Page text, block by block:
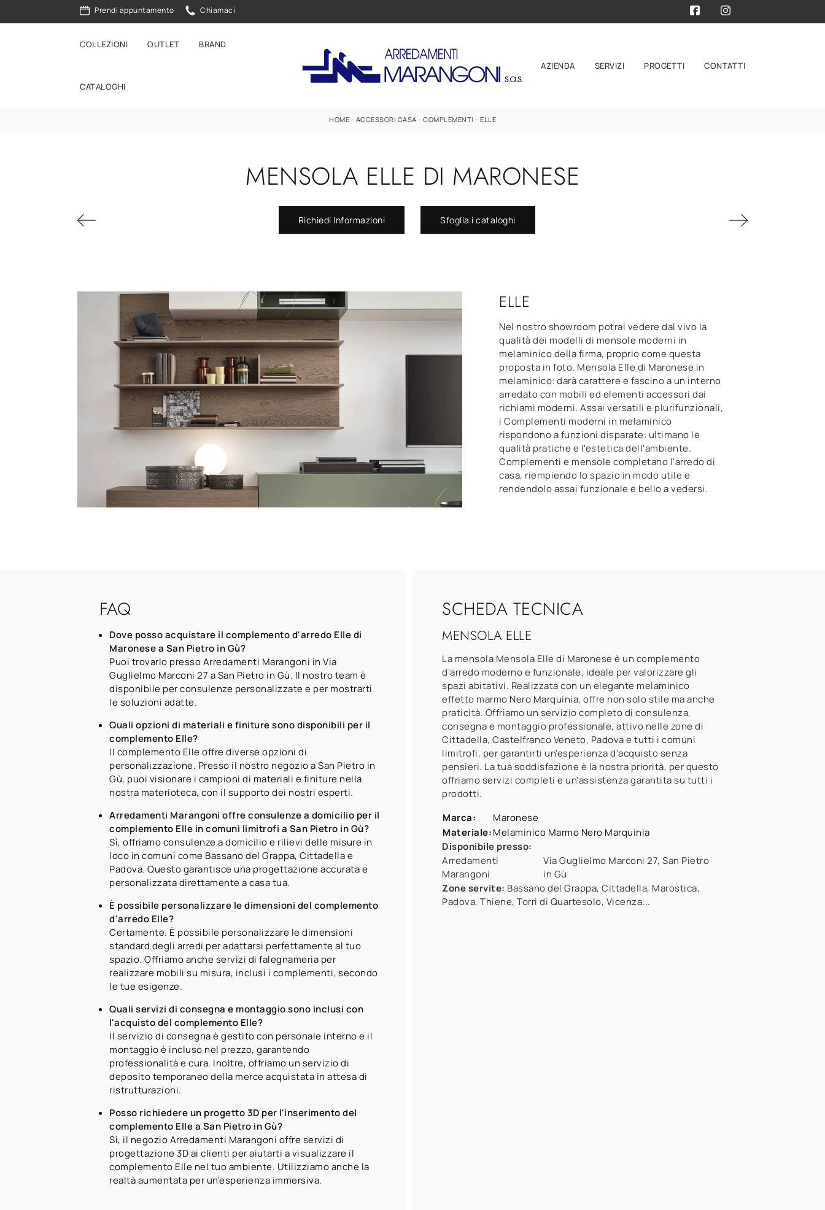
Prendi appuntamento Chiamaci
COLLEZIONI OUTLET BRAND
CATALOGHI
AZIENDA SERVIZI PROGETTI CONTATTI
HOME - ACCESSORI CASA - COMPLEMENTI - ELLE
MENSOLA ELLE DI MARONESE
Richiedi Informazioni Sfoglia i cataloghi
ELLE
Nel nostro showroom potrai vedere dal vivo la
qualità dei modelli di mensole moderni in
melaminico della firma, proprio come questa
proposta in foto. Mensola Elle di Maronese in
melaminico: darà carattere e fascino a un interno
arredato con mobili ed elementi accessori dai
richiami moderni. Assai versatili e plurifunzionali,
i Complementi moderni in melaminico
rispondono a funzioni disparate: ultimano le
qualità pratiche e l'estetica dell'ambiente.
Complementi e mensole completano l'arredo di
casa, riempiendo lo spazio in modo utile e
rendendolo assai funzionale e bello a vedersi.
FAQ
Dove posso acquistare il complemento d'arredo Elle di
Maronese a San Pietro in Gù?
Puoi trovarlo presso Arredamenti Marangoni in Via
Guglielmo Marconi 27 a San Pietro in Gù. Il nostro team è
disponibile per consulenze personalizzate e per mostrarti
le soluzioni adatte.
Quali opzioni di materiali e finiture sono disponibili per il
complemento Elle?
Il complemento Elle offre diverse opzioni di
personalizzazione. Presso il nostro negozio a San Pietro in
Gù, puoi visionare i campioni di materiali e finiture nella
nostra materioteca, con il supporto dei nostri esperti.
Arredamenti Marangoni offre consulenze a domicilio per il
complemento Elle in comuni limitrofi a San Pietro in Gù?
Sì, offriamo consulenze a domicilio e rilievi delle misure in
loco in comuni come Bassano del Grappa, Cittadella e
Padova. Questo garantisce una progettazione accurata e
personalizzata direttamente a casa tua.
È possibile personalizzare le dimensioni del complemento
d'arredo Elle?
Certamente. È possibile personalizzare le dimensioni
standard degli arredi per adattarsi perfettamente al tuo
spazio. Offriamo anche servizi di falegnameria per
realizzare mobili su misura, inclusi i complementi, secondo
le tue esigenze.
Quali servizi di consegna e montaggio sono inclusi con
l'acquisto del complemento Elle?
Il servizio di consegna è gestito con personale interno e il
montaggio è incluso nel prezzo, garantendo
professionalità e cura. Inoltre, offriamo un servizio di
deposito temporaneo della merce acquistata in attesa di
ristrutturazioni.
Posso richiedere un progetto 3D per l'inserimento del
complemento Elle a San Pietro in Gù?
Sì, il negozio Arredamenti Marangoni offre servizi di
progettazione 3D ai clienti per aiutarti a visualizzare il
complemento Elle nel tuo ambiente. Utilizziamo anche la
realtà aumentata per un'esperienza immersiva.
SCHEDA TECNICA
MENSOLA ELLE
La mensola Mensola Elle di Maronese è un complemento
d'arredo moderno e funzionale, ideale per valorizzare gli
spazi abitativi. Realizzata con un elegante melaminico
effetto marmo Nero Marquinia, offre non solo stile ma anche
praticità. Offriamo un servizio completo di consulenza,
consegna e montaggio professionale, attivo nelle zone di
Cittadella, Castelfranco Veneto, Padova e tutti i comuni
limitrofi, per garantirti un'esperienza d'acquisto senza
pensieri. La tua soddisfazione è la nostra priorità, per questo
offriamo servizi completi e un'assistenza garantita su tutti i
prodotti.
Marca:
Maronese
Materiale:Melaminico Marmo Nero Marquinia
Disponibile presso:
Arredamenti
Marangoni
Via Guglielmo Marconi 27,San Pietro
in Gù
Zone servite: Bassano del Grappa, Cittadella, Marostica,
Padova, Thiene, Torri di Quartesolo, Vicenza...